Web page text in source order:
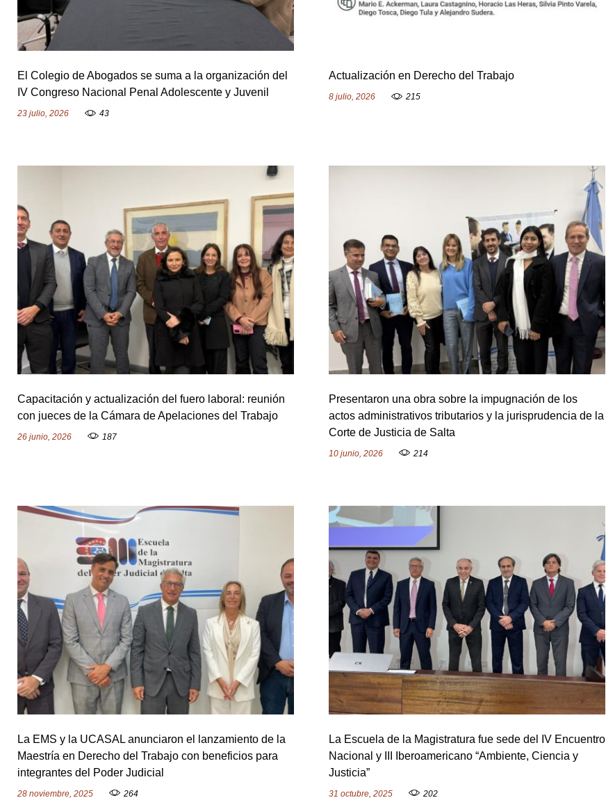
o
r
:
A
n
g
e
l
i
n
a
C
o
l
l
El Colegio de Abogados se suma a la organización del
IV Congreso Nacional Penal Adolescente y Juvenil
23 julio, 2026 43
Actualización en Derecho del Trabajo
8 julio, 2026 215
Capacitación y actualización del fuero laboral: reunión
con jueces de la Cámara de Apelaciones del Trabajo
26 junio, 2026 187
Presentaron una obra sobre la impugnación de los
actos administrativos tributarios y la jurisprudencia de la
Corte de Justicia de Salta
10 junio, 2026 214
La EMS y la UCASAL anunciaron el lanzamiento de la
Maestría en Derecho del Trabajo con beneficios para
integrantes del Poder Judicial
28 noviembre, 2025 264
La Escuela de la Magistratura fue sede del IV Encuentro
Nacional y III Iberoamericano “Ambiente, Ciencia y
Justicia”
31 octubre, 2025 202